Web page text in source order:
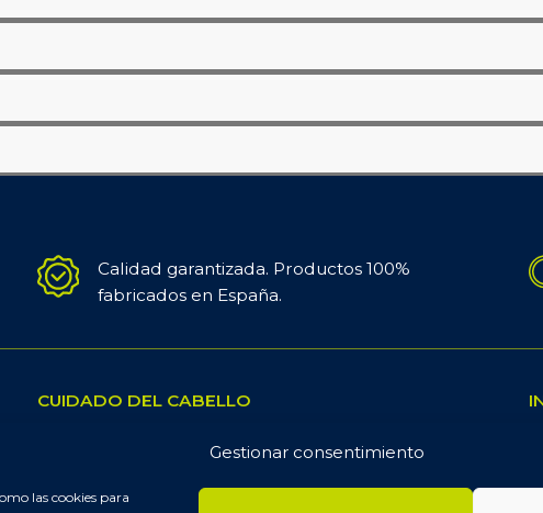
Gestionar consentimiento
las cookies para
Calidad garantizada. Productos 100%
fabricados en España.
CUIDADO DEL CABELLO
Hidratación